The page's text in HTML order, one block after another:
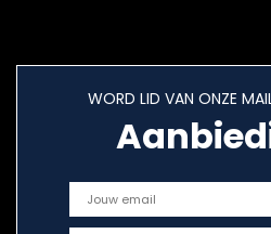
WORD LID VAN ONZE